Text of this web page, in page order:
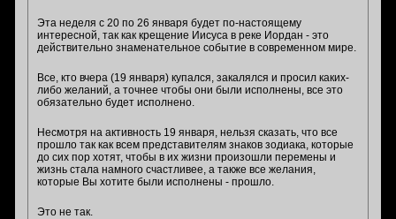
Эта неделя с 20 по 26 января будет по-настоящему
интересной, так как крещение Иисуса в реке Иордан - это
действительно знаменательное событие в современном мире.
Все, кто вчера (19 января) купался, закалялся и просил каких-
либо желаний, а точнее чтобы они были исполнены, все это
обязательно будет исполнено.
Несмотря на активность 19 января, нельзя сказать, что все
прошло так как всем представителям знаков зодиака, которые
до сих пор хотят, чтобы в их жизни произошли перемены и
жизнь стала намного счастливее, а также все желания,
которые Вы хотите были исполнены - прошло.
Это не так.